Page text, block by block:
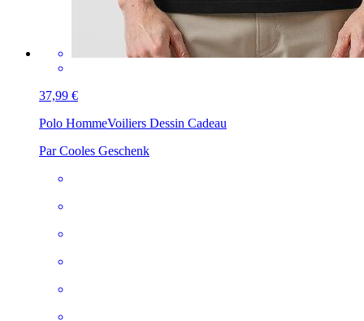
37,99 €
Polo HommeVoiliers Dessin Cadeau
Par Cooles Geschenk